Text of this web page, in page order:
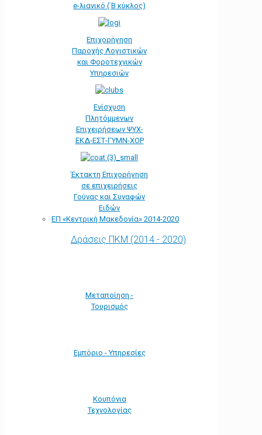
e-λιανικό (΄Β κύκλος)
Επιχορήγηση
Παροχής Λογιστικών
και Φοροτεχνικών
Υπηρεσιών
Ενίσχυση
Πλητόμμενων
Επιχειρήσεων ΨΥΧ-
ΕΚΔ-ΕΣΤ-ΓΥΜΝ-ΧΟΡ
Έκτακτη Επιχορήγηση
σε επιχειρήσεις
Γούνας και Συναφών
Ειδών
ΕΠ «Kεντρική Μακεδονία» 2014-2020
Δράσεις ΠΚΜ (2014 - 2020)
Μεταποίηση -
Τουρισμός
Εμπόριο - Υπηρεσίες
Κουπόνια
Τεχνολογίας